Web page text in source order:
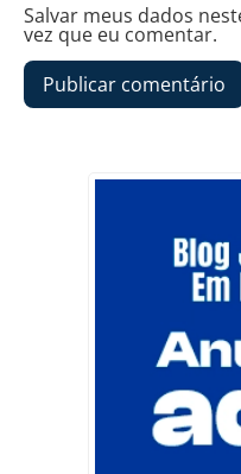
Salvar meus dados
vez que eu comentar.